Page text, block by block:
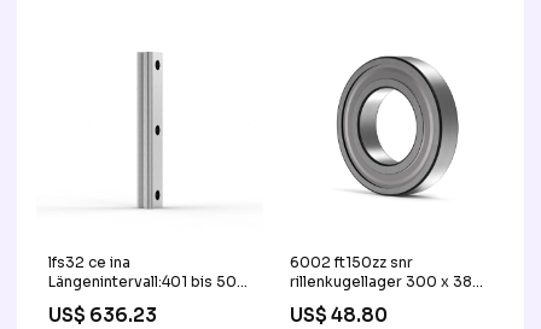
lfs32 ce ina
Längenintervall:401 bis 500
US$ 636.23
6002 ft150zz snr
rillenkugellager 300 x 380
x 62 mm
US$ 48.80